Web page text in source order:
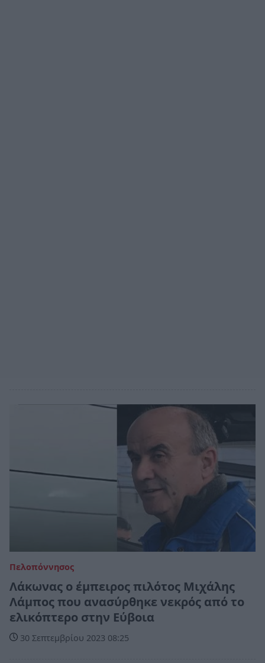
Πελοπόννησος
Λάκωνας ο έμπειρος πιλότος Μιχάλης
Λάμπος που ανασύρθηκε νεκρός από το
ελικόπτερο στην Εύβοια
30 Σεπτεμβρίου 2023 08:25